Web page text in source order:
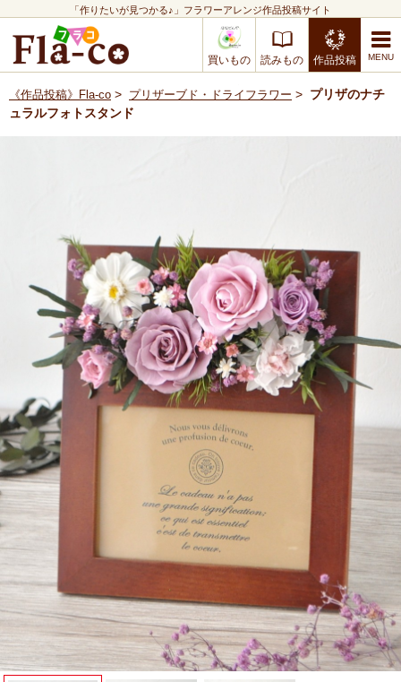
「作りたいが見つかる♪」フラワーアレンジ作品投稿サイト
買いもの 読みもの 作品投稿
《作品投稿》Fla-co > プリザーブド・ドライフラワー > プリザのナチ
ュラルフォトスタンド